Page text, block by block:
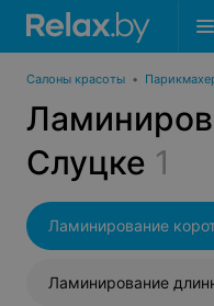
Салоны красоты •
Слуцке 1
Ламинирование
Ламинирование